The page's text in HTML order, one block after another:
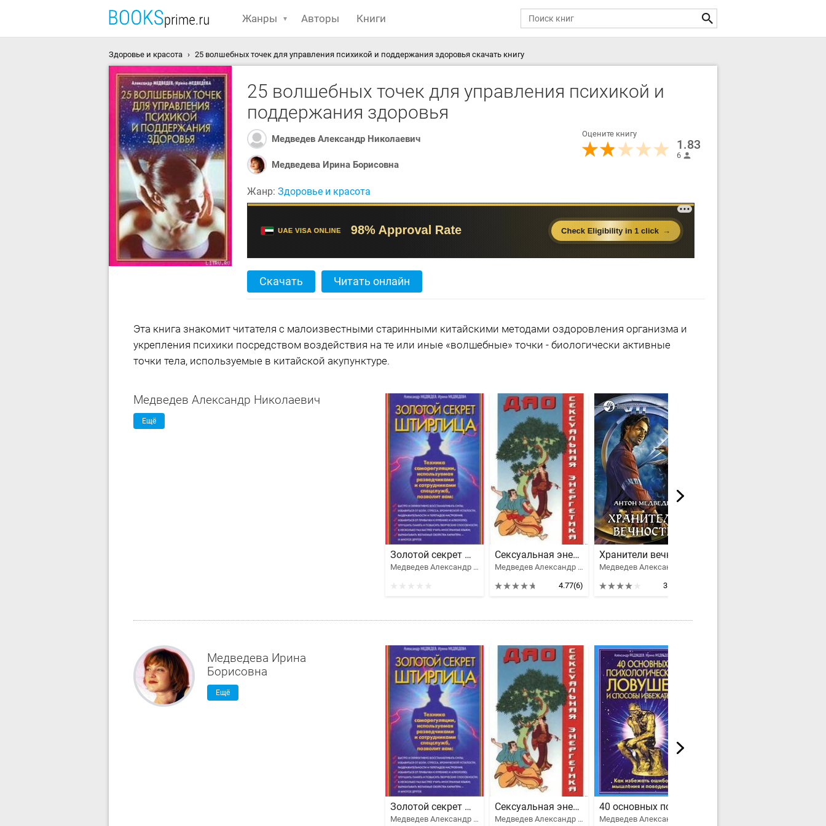
Жанры Авторы Книги
Здоровье и красота 25 волшебных точек для управления психикой и поддержания здоровья скачать книгу
25 волшебных точек для управления психикой и
поддержания здоровья
Медведев Александр Николаевич
Медведева Ирина Борисовна
Оцените книгу
1.83
6
Жанр: Здоровье и красота
Скачать Читать онлайн
Эта книга знакомит читателя с малоизвестными старинными китайскими методами оздоровления организма и
укрепления психики посредством воздействия на те или иные «волшебные» точки - биологически активные
точки тела, используемые в китайской акупунктуре.
Медведев Александр Николаевич
Ещё
Золотой секрет Штирлица
Медведев Александр Николаевич, Медведева Ирина Борисовна
Сексуальная энергетика Дао
Медведев Александр Николаевич, Медведева Ирина Борисовна
4.77(6)
3.94
Медведева Ирина
Борисовна
Ещё
Золотой секрет Штирлица
Медведев Александр Николаевич, Медведева Ирина Борисовна
Сексуальная энергетика Дао
Медведев Александр Николаевич, Медведева Ирина Борисовна